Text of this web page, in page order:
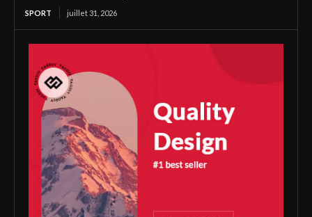
SPORT juillet 31, 2026